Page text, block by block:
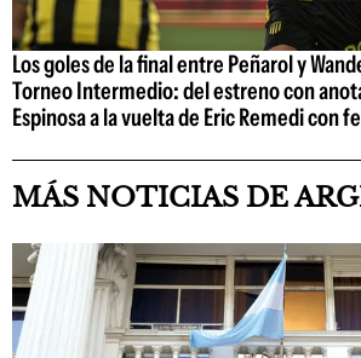
Los goles de la final entre Peñarol y
Torneo Intermedio: del estreno con
Espinosa a la vuelta de Eric Remedi con
MÁS NOTICIAS DE